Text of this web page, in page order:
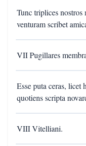
Tunc triplices
venturam scribet
VII Pugillares
Esse puta ceras, licet
quotiens scripta
VIII Vitelliani.